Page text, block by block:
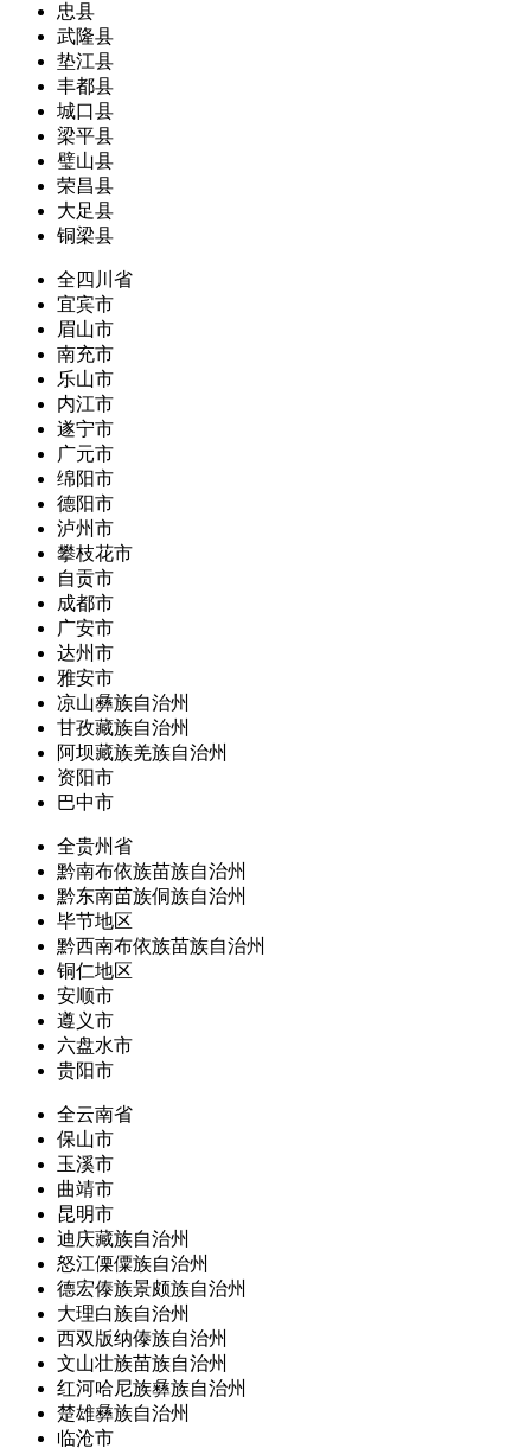
忠县
武隆县
垫江县
丰都县
城口县
梁平县
璧山县
荣昌县
大足县
铜梁县
全四川省
宜宾市
眉山市
南充市
乐山市
内江市
遂宁市
广元市
绵阳市
德阳市
泸州市
攀枝花市
自贡市
成都市
广安市
达州市
雅安市
凉山彝族自治州
甘孜藏族自治州
阿坝藏族羌族自治州
资阳市
巴中市
全贵州省
黔南布依族苗族自治州
黔东南苗族侗族自治州
毕节地区
黔西南布依族苗族自治州
铜仁地区
安顺市
遵义市
六盘水市
贵阳市
全云南省
保山市
玉溪市
曲靖市
昆明市
迪庆藏族自治州
怒江傈僳族自治州
德宏傣族景颇族自治州
大理白族自治州
西双版纳傣族自治州
文山壮族苗族自治州
红河哈尼族彝族自治州
楚雄彝族自治州
临沧市